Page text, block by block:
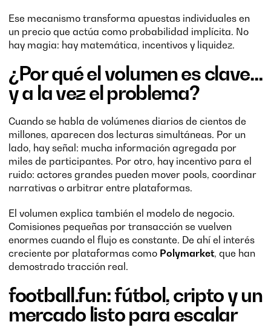
Ese mecanismo transforma apuestas individuales en
un precio que actúa como probabilidad implícita. No
hay magia: hay matemática, incentivos y liquidez.
¿Por qué el volumen es clave…
y a la vez el problema?
Cuando se habla de volúmenes diarios de cientos de
millones, aparecen dos lecturas simultáneas. Por un
lado, hay señal: mucha información agregada por
miles de participantes. Por otro, hay incentivo para el
ruido: actores grandes pueden mover pools, coordinar
narrativas o arbitrar entre plataformas.
El volumen explica también el modelo de negocio.
Comisiones pequeñas por transacción se vuelven
enormes cuando el flujo es constante. De ahí el interés
creciente por plataformas como Polymarket, que han
demostrado tracción real.
football.fun: fútbol, cripto y un
mercado listo para escalar